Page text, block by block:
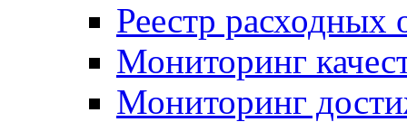
Реестр расходных
Мониторинг
Мониторинг